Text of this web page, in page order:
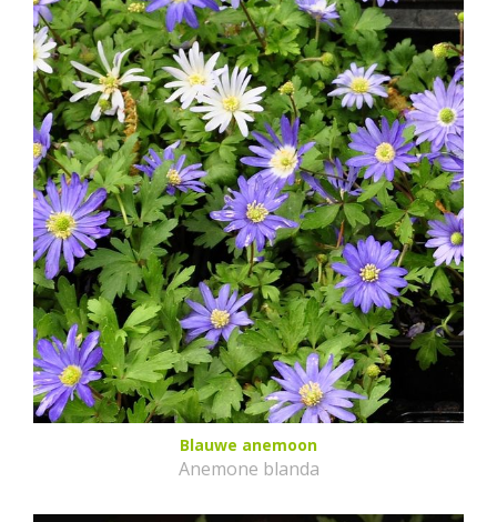
Blauwe anemoon
Anemone blanda